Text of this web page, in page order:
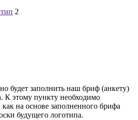
2
будет заполнить наш бриф (анкету)
К этому пункту необходимо
как на основе заполненного брифа
будущего логотипа.